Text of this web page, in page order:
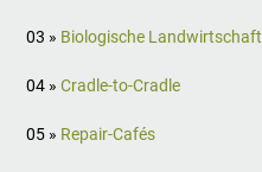
03 » Biologische Landwirtschaft
04 »Cradle-to-Cradle
05 » Repair-Cafés